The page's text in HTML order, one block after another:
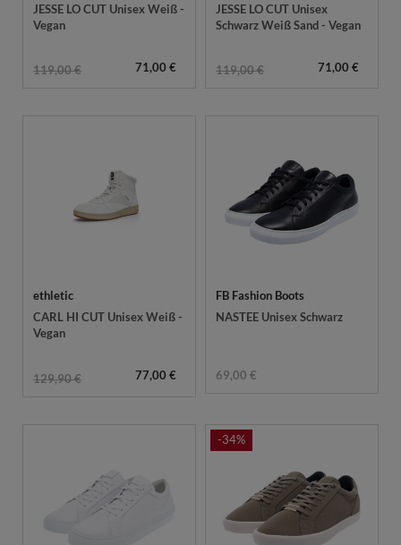
JESSE LO CUT Unisex Weiß -
Vegan
119,00 € 71,00 €
JESSE LO CUT Unisex
Schwarz Weiß Sand - Vegan
119,00 € 71,00 €
ethletic
CARL HI CUT Unisex Weiß -
Vegan
129,90 € 77,00 €
FB Fashion Boots
NASTEE Unisex Schwarz
69,00 €
-34%